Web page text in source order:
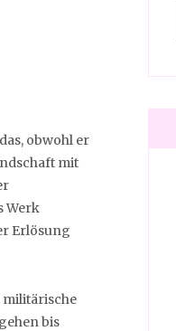
obwohl er
mit
Werk
Erlösung
militärische
bis